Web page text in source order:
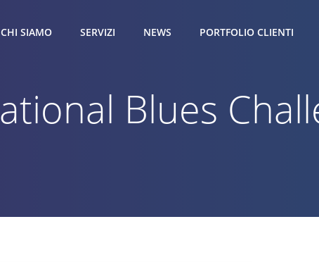
CHI SIAMO SERVIZI NEWS PORTFOLIO CLIENTI
Blues